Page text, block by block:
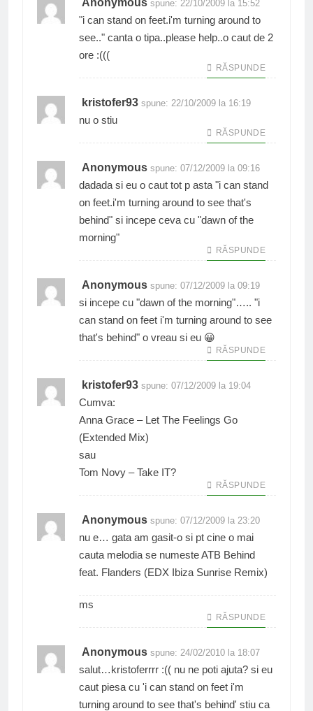
Anonymous spune: 22/10/2009 la 15:52
"i can stand on feet.i'm turning around to
see.." canta o tipa..please help..o caut de 2
ore :(((
RĂSPUNDE
kristofer93 spune: 22/10/2009 la 16:19
nu o stiu
RĂSPUNDE
Anonymous spune: 07/12/2009 la 09:16
dadada si eu o caut tot p asta "i can stand
on feet.i'm turning around to see that's
behind" si incepe ceva cu "dawn of the
morning"
RĂSPUNDE
Anonymous spune: 07/12/2009 la 09:19
si incepe cu "dawn of the morning"….. "i
can stand on feet i'm turning around to see
that's behind" o vreau si eu 😀
RĂSPUNDE
kristofer93 spune: 07/12/2009 la 19:04
Cumva:
Anna Grace – Let The Feelings Go
(Extended Mix)
sau
Tom Novy – Take IT?
RĂSPUNDE
Anonymous spune: 07/12/2009 la 23:20
nu e… gata am gasit-o si pt cine o mai
cauta melodia se numeste ATB Behind
feat. Flanders (EDX Ibiza Sunrise Remix)
ms
RĂSPUNDE
Anonymous spune: 24/02/2010 la 18:07
salut…kristoferrrr :(( nu ne poti ajuta? si eu
caut piesa cu 'i can stand on feet i'm
turning around to see that's behind' stiu ca